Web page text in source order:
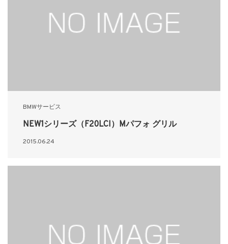
BMWサービス
NEW1シリーズ（F20LCI）Mパフォ グリル
2015.06.24